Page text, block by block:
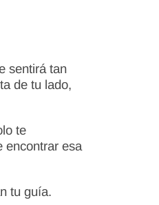
sentirá tan
de tu lado,
te
encontrar esa
tu guía.